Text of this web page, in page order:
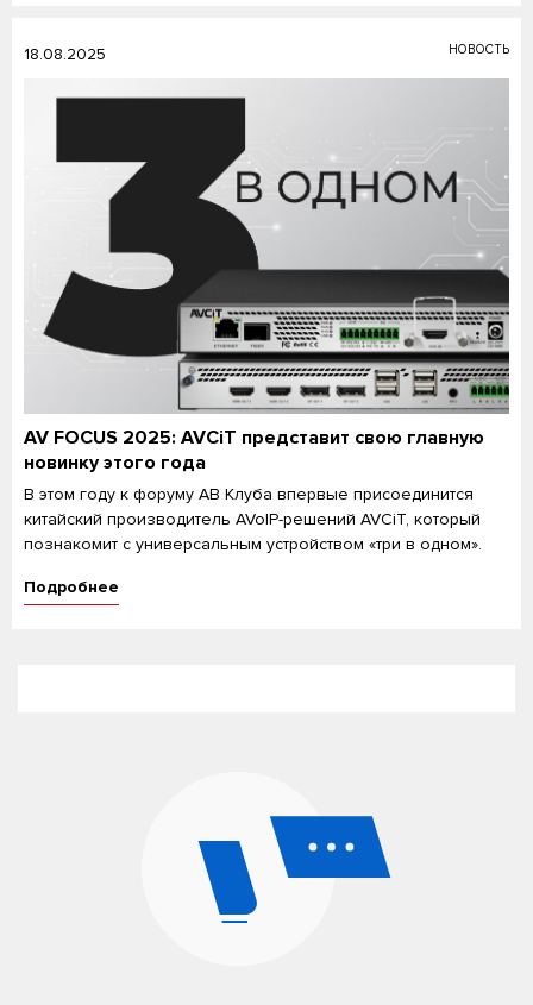
18.08.2025 НОВОСТЬ
AV FOCUS 2025: AVCiT представит свою главную
новинку этого года
В этом году к форуму АВ Клуба впервые присоединится
китайский производитель AVoIP-решений AVCiT, который
познакомит с универсальным устройством «три в одном».
Подробнее